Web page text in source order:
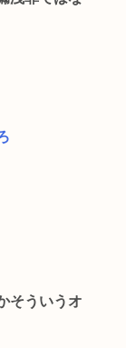
そういうオ